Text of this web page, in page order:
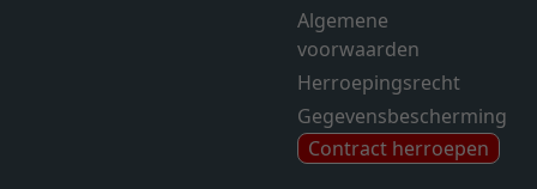
Algemene
voorwaarden
Herroepingsrecht
Gegevensbescherming
Contract herroepen